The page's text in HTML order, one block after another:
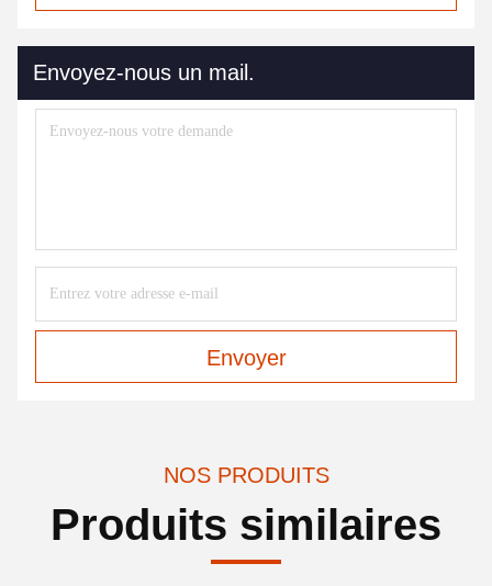
Envoyez-nous un mail.
Envoyer
NOS PRODUITS
Produits similaires